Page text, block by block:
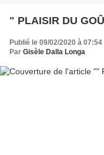
" PLAISIR DU
Publié le 09/02/2020 à 07:54
Par Gisèle Dalla Longa